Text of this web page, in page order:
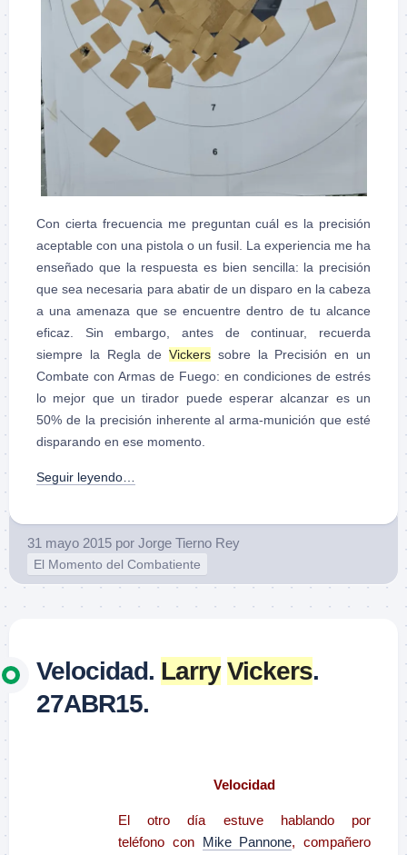
Con cierta frecuencia me preguntan cuál es la precisión
aceptable con una pistola o un fusil. La experiencia me ha
enseñado que la respuesta es bien sencilla: la precisión
que sea necesaria para abatir de un disparo en la cabeza
a una amenaza que se encuentre dentro de tu alcance
eficaz. Sin embargo, antes de continuar, recuerda
siempre la Regla deVickers sobre la Precisión en un
Combate con Armas de Fuego: en condiciones de estrés
lo mejor que un tirador puede esperar alcanzar es un
50% de la precisión inherente al arma-munición que esté
disparando en ese momento.
Seguir leyendo…
31 mayo 2015 por Jorge Tierno Rey
El Momento del Combatiente
Velocidad. Larry Vickers.
27ABR15.
Velocidad
El otro día estuve hablando por
teléfono con
Mike Pannone, compañero